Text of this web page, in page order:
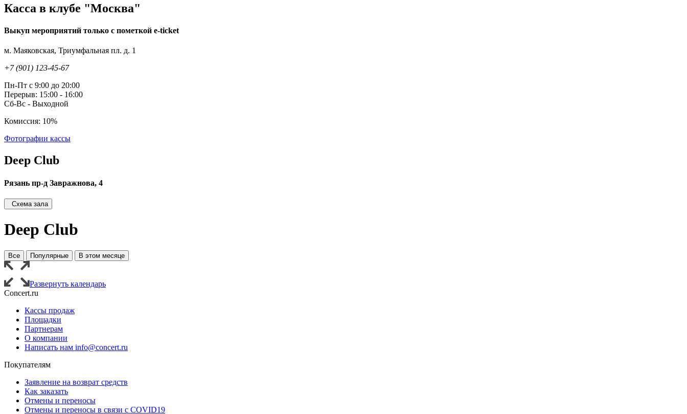
Касса в клубе "Москва"
Выкуп мероприятий только с пометкой e-ticket
м. Маяковская, Триумфальная пл. д. 1
+7 (901) 123-45-67
Пн-Пт с 9:00 до 20:00
Перерыв: 15:00 - 16:00
Сб-Вс - Выходной
Комиссия: 10%
Фотографии кассы
Deep Club
Рязань пр-д Завражнова, 4
Схема зала
Deep Club
Все Популярные В этом месяце
Развернуть календарь
Concert.ru
Кассы продаж
Площадки
Партнерам
О компании
Написать нам info@concert.ru
Покупателям
Заявление на возврат средств
Как заказать
Отмены и переносы
Отмены и переносы в связи с COVID19